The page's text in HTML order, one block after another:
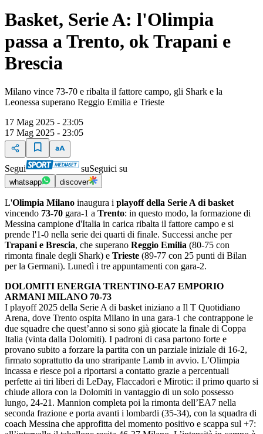
Basket, Serie A: l'Olimpia
passa a Trento, ok Trapani e
Brescia
Milano vince 73-70 e ribalta il fattore campo, gli Shark e la
Leonessa superano Reggio Emilia e Trieste
17 Mag 2025 - 23:05
17 Mag 2025 - 23:05
Segui suSeguici su
whatsapp discover
L'Olimpia Milano inaugura i playoff della Serie A di basket
vincendo 73-70 gara-1 a Trento: in questo modo, la formazione di
Messina campione d'Italia in carica ribalta il fattore campo e si
prende l'1-0 nella serie dei quarti di finale. Successi anche per
Trapani e Brescia, che superano Reggio Emilia (80-75 con
rimonta finale degli Shark) e Trieste (89-77 con 25 punti di Bilan
per la Germani). Lunedì i tre appuntamenti con gara-2.
DOLOMITI ENERGIA TRENTINO-EA7 EMPORIO
ARMANI MILANO 70-73
I playoff 2025 della Serie A di basket iniziano a Il T Quotidiano
Arena, dove Trento ospita Milano in una gara-1 che contrappone le
due squadre che quest’anno si sono già giocate la finale di Coppa
Italia (vinta dalla Dolomiti). I padroni di casa partono forte e
provano subito a forzare la partita con un parziale iniziale di 16-2,
firmato soprattutto da uno straripante Lamb in avvio. L’Olimpia
incassa e riesce poi a riportarsi a contatto grazie a percentuali
perfette ai tiri liberi di LeDay, Flaccadori e Mirotic: il primo quarto si
chiude allora con la Dolomiti in vantaggio di un solo possesso
lungo, 24-21. Mannion completa poi la rimonta dell’EA7 nella
seconda frazione e porta avanti i lombardi (35-34), con la squadra di
coach Messina che approfitta del momento positivo e scappa sul +7: